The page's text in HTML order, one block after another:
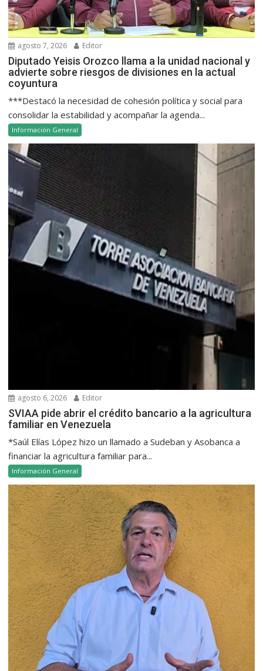
agosto 7, 2026 Editor
Diputado Yeisis Orozco llama a la unidad nacional y
advierte sobre riesgos de divisiones en la actual
coyuntura
***Destacó la necesidad de cohesión política y social para
consolidar la estabilidad y acompañar la agenda...
Información General
agosto 6, 2026 Editor
SVIAA pide abrir el crédito bancario a la agricultura
familiar en Venezuela
*Saúl Elías López hizo un llamado a Sudeban y Asobanca a
financiar la agricultura familiar para...
Información General